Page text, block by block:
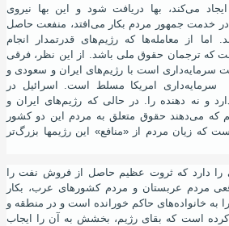
می‌کند، بها دریافت شود و این بها نیروی
خدمت جمهور مردم بکار می‌افتد، منفعت حاصل
اما از معاملهها که رﮊیم‌های قدرتمدار انجام
که ترجمان حقوق ملی باشد. از این نظر، فرقی
سرمایه‌داری است با رﮊیم‌های ایران و سعودی و
سرمایه‌داری امریکا مسلط است. اسرائیل در
و نه دهنده را. در حالی که رﮊیم‌های ایران و
که می‌دهند حقوق متعلق به مردم این دو کشور
که زیان مردم از «منافع» این رﮊیمها بزرگتر
را دارد که ثروت عظیم حاصل از فروش نفت را
مردم عربستان و مردم کشورهای عرب، بکار
به خانواده‌های حاکم خورانده ‌است و در منطقه و
است که بقای رﮊیم، بخشش به آن را ایجاب